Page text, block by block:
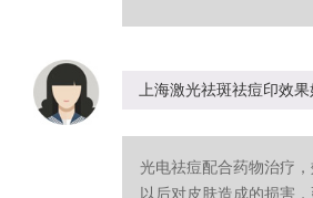
上海激光祛斑祛痘印效
光电祛痘配合药物治疗
以后对皮肤造成的损害